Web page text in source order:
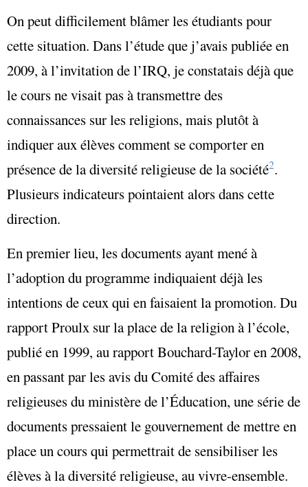
On peut difficilement blâmer les étudiants pour
cette situation. Dans l’étude que j’avais publiée en
2009, à l’invitation de l’IRQ, je constatais déjà que
le cours ne visait pas à transmettre des
connaissances sur les religions, mais plutôt à
indiquer aux élèves comment se comporter en
présence de la diversité religieuse de la société2.
Plusieurs indicateurs pointaient alors dans cette
direction.
En premier lieu, les documents ayant mené à
l’adoption du programme indiquaient déjà les
intentions de ceux qui en faisaient la promotion. Du
rapport Proulx sur la place de la religion à l’école,
publié en 1999, au rapport Bouchard-Taylor en 2008,
en passant par les avis du Comité des affaires
religieuses du ministère de l’Éducation, une série de
documents pressaient le gouvernement de mettre en
place un cours qui permettrait de sensibiliser les
élèves à la diversité religieuse, au vivre-ensemble.